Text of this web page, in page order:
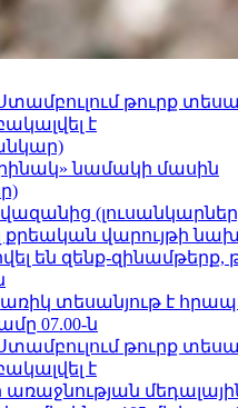
թուրք
է
նամակի մասին
քրեական վարույթի
են զենք-
տեսանյութ է
07.00-ն
թուրք
է